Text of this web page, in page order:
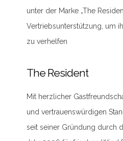
unter der Marke „The
Vertriebsunterstützung, um
zu verhelfen
The Resident
Mit herzlicher
und vertrauenswürdigen
seit seiner Gründung durch